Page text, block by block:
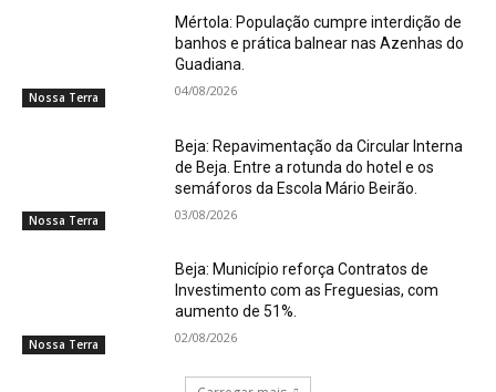
Nossa Terra
Mértola: População cumpre interdição de
banhos e prática balnear nas Azenhas do
Guadiana.
04/08/2026
Nossa Terra
Beja: Repavimentação da Circular Interna
de Beja. Entre a rotunda do hotel e os
semáforos da Escola Mário Beirão.
03/08/2026
Nossa Terra
Beja: Município reforça Contratos de
Investimento com as Freguesias, com
aumento de 51%.
02/08/2026